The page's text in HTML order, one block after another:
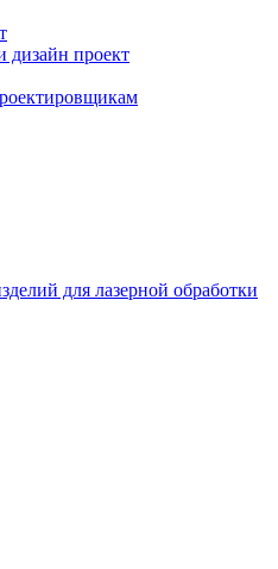
дизайн проект
для лазерной обработки